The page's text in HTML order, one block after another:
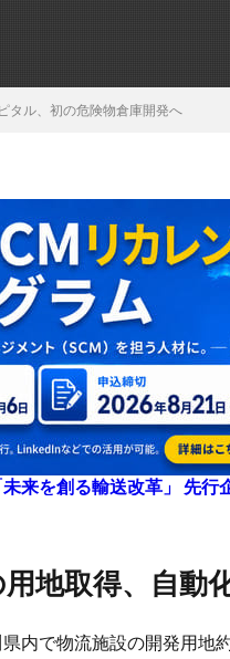
タル、初の危険物倉庫開発へ
来を創る輸送改革」 先行
用地取得、自動
内で物流施設の開発用地